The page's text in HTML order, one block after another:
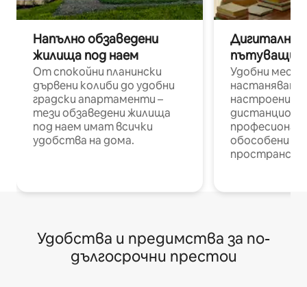
Напълно обзаведени
жилища под наем
От спокойни планински
дървени колиби до удобни
градски апартаменти –
тези обзаведени жилища
под наем имат всички
удобства на дома.
Дигитални
пътуващи
Удобни
настаняване
настроени и
обособени
Удобства и предимства за по-
дългосрочни престои